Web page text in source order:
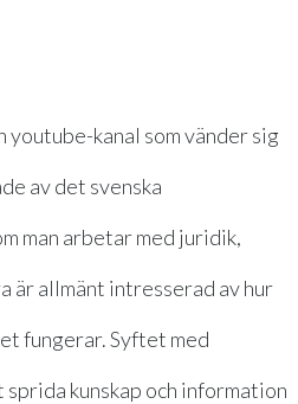
kanal som vänder sig
av det svenska
man arbetar med juridik,
är allmänt intresserad av hur
fungerar. Syftet med
kunskap och information